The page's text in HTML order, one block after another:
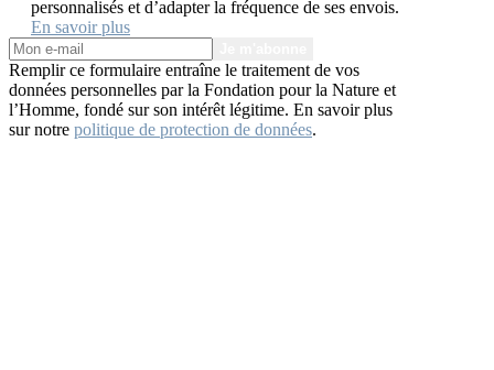
personnalisés et d’adapter la fréquence de ses envois.
En savoir plus
Remplir ce formulaire entraîne le traitement de vos
données personnelles par la Fondation pour la Nature et
l’Homme, fondé sur son intérêt légitime. En savoir plus
sur notre politique de protection de données.